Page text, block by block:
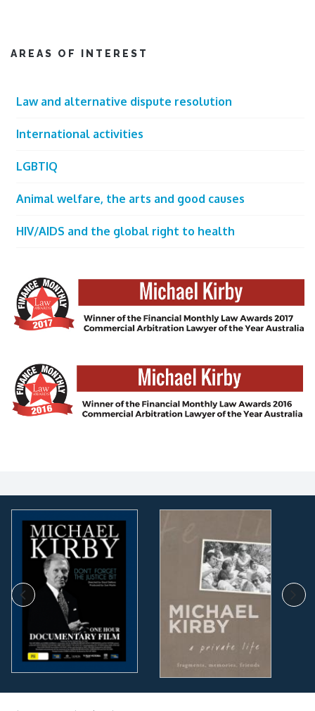
AREAS OF INTEREST
Law and alternative dispute resolution
International activities
LGBTIQ
Animal welfare, the arts and good causes
HIV/AIDS and the global right to health